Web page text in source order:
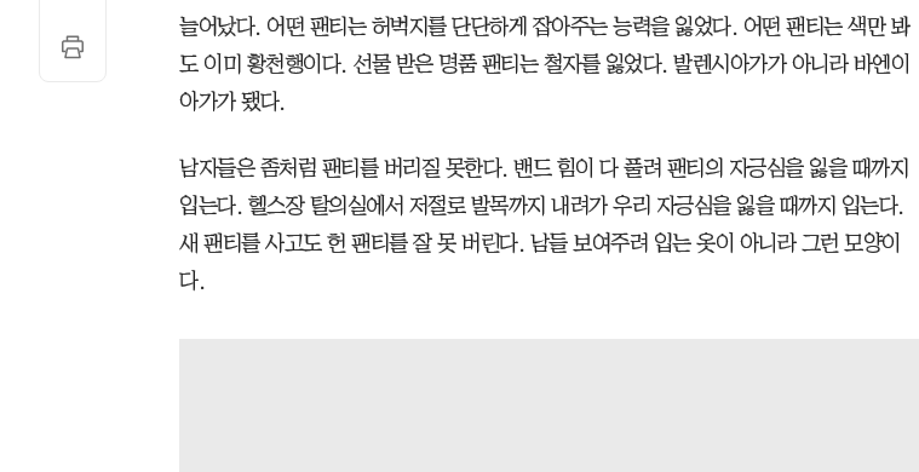
늘어났다. 어떤 팬티는 허벅지를 단단하게 잡아주는 능력을 잃었다. 어떤 팬티는 색만 봐
도 이미 황천행이다. 선물 받은 명품 팬티는 철자를 잃었다. 발렌시아가가 아니라 바엔이
아가가 됐다.
남자들은 좀처럼 팬티를 버리질 못한다. 밴드 힘이 다 풀려 팬티의 자긍심을 잃을 때까지
입는다. 헬스장 탈의실에서 저절로 발목까지 내려가 우리 자긍심을 잃을 때까지 입는다.
새 팬티를 사고도 헌 팬티를 잘 못 버린다. 남들 보여주려 입는 옷이 아니라 그런 모양이
다.